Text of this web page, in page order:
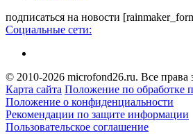
подписаться на новости
Социальные сети:
© 2010-2026 microfond26.ru. Все
Карта сайта Положение по обработке
Положение о конфиденциальности
Рекомендации по защите информации
Пользовательское соглашение